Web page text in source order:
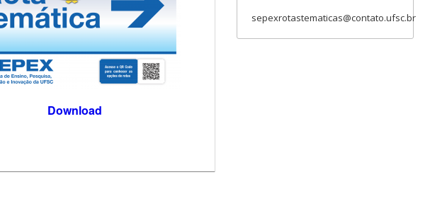
Download
sepexrotastematicas@contato.ufsc.br